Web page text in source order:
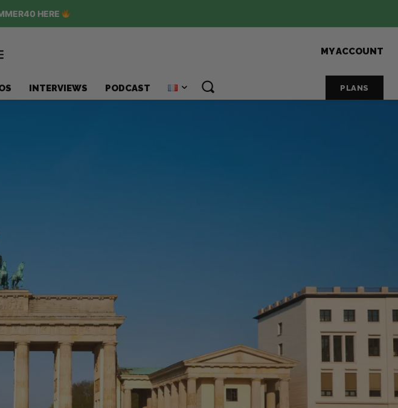
HERE
INTERVIEWS PODCAST
MY ACCOUNT
PLANS